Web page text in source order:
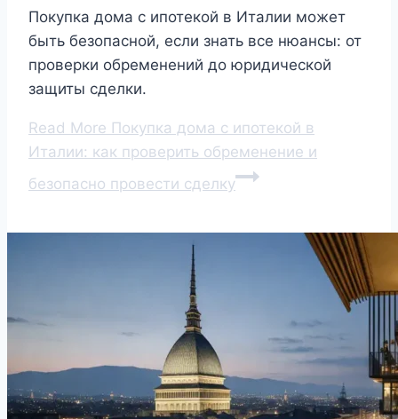
Покупка дома с ипотекой в Италии может
быть безопасной, если знать все нюансы: от
проверки обременений до юридической
защиты сделки.
Read More Покупка дома с ипотекой в
Италии: как проверить обременение и
безопасно провести сделку